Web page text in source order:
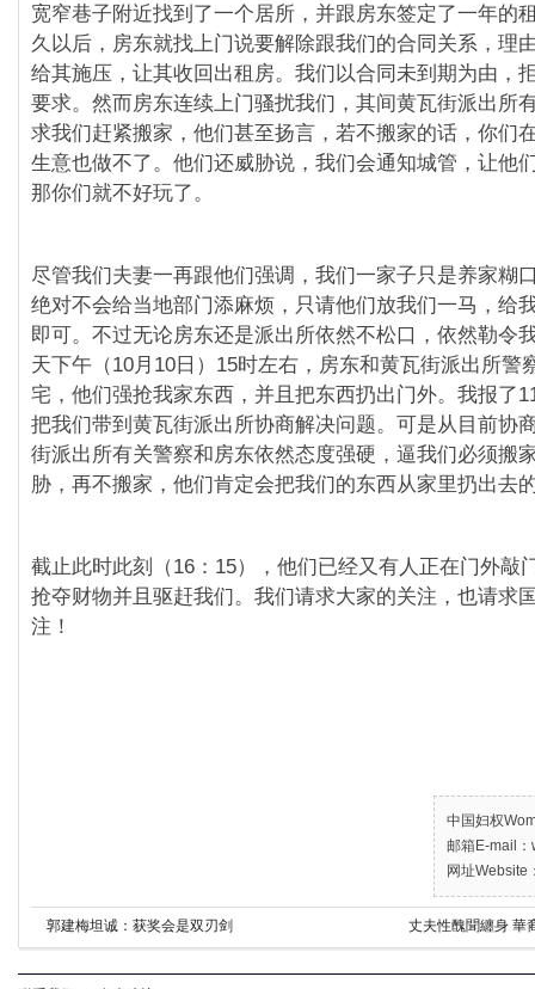
宽窄巷子附近找到了一个居所，并跟房东签定了一年的
久以后，房东就找上门说要解除跟我们的合同关系，理
给其施压，让其收回出租房。我们以合同未到期为由，
要求。然而房东连续上门骚扰我们，其间黄瓦街派出所
求我们赶紧搬家，他们甚至扬言，若不搬家的话，你们
生意也做不了。他们还威胁说，我们会通知城管，让他
那你们就不好玩了。
尽管我们夫妻一再跟他们强调，我们一家子只是养家糊
绝对不会给当地部门添麻烦，只请他们放我们一马，给
即可。不过无论房东还是派出所依然不松口，依然勒令
天下午（10月10日）15时左右，房东和黄瓦街派出所警
宅，他们强抢我家东西，并且把东西扔出门外。我报了
把我们带到黄瓦街派出所协商解决问题。可是从目前协
街派出所有关警察和房东依然态度强硬，逼我们必须搬
胁，再不搬家，他们肯定会把我们的东西从家里扔出去
截止此时此刻（16：15），他们已经又有人正在门外敲
抢夺财物并且驱赶我们。我们请求大家的关注，也请求
注！
中国妇权
邮箱E-mail
网址Website
郭建梅坦诚：获奖会是双刃剑 丈夫性醜聞纏身 華